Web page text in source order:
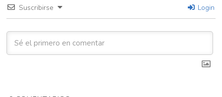
Suscribirse Login